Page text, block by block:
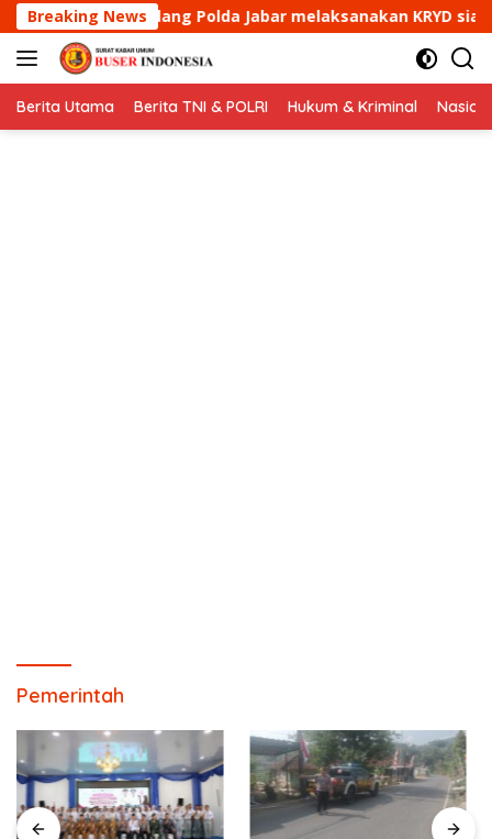
Langsung
ke
konten
Breaking News
melaksanakan KRYD siang hari Aipda Ade
Berita Utama Berita TNI & POLRI Hukum & Kriminal
Pemerintah